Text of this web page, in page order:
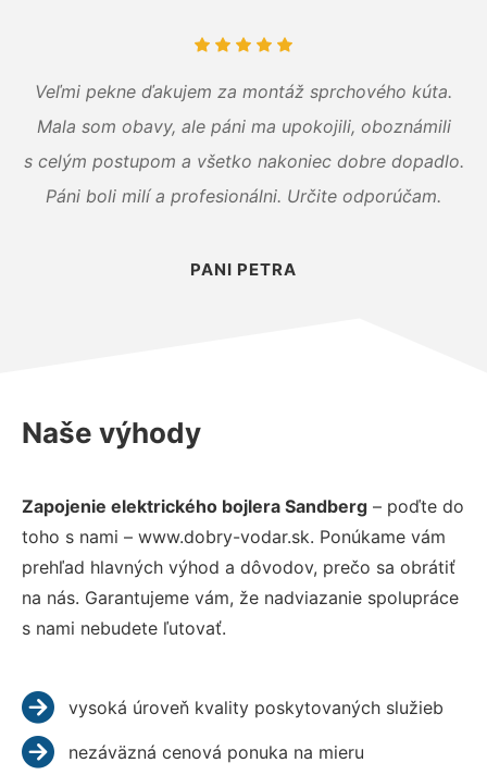
Veľmi pekne ďakujem za montáž sprchového kúta.
Mala som obavy, ale páni ma upokojili, oboznámili
s celým postupom a všetko nakoniec dobre dopadlo.
Páni boli milí a profesionálni. Určite odporúčam.
PANI PETRA
Naše výhody
Zapojenie elektrického bojlera Sandberg – poďte do
toho s nami – www.dobry-vodar.sk. Ponúkame vám
prehľad hlavných výhod a dôvodov, prečo sa obrátiť
na nás. Garantujeme vám, že nadviazanie spolupráce
s nami nebudete ľutovať.
vysoká úroveň kvality poskytovaných služieb
nezáväzná cenová ponuka na mieru